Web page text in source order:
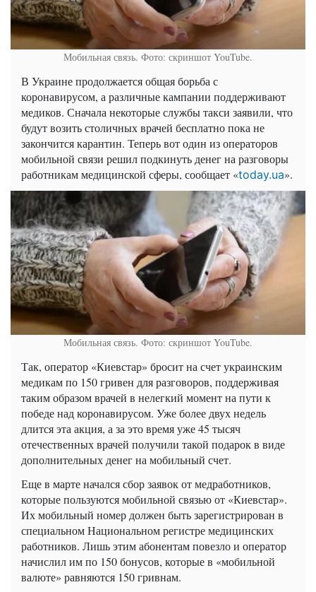
Мобильная связь. Фото: скриншот YouTube.
В Украине продолжается общая борьба с
коронавирусом, а различные кампании поддерживают
медиков. Сначала некоторые службы такси заявили, что
будут возить столичных врачей бесплатно пока не
закончится карантин. Теперь вот один из операторов
мобильной связи решил подкинуть денег на разговоры
работникам медицинской сферы, сообщает «today.ua».
Мобильная связь. Фото: скриншот YouTube.
Так, оператор «Киевстар» бросит на счет украинским
медикам по 150 гривен для разговоров, поддерживая
таким образом врачей в нелегкий момент на пути к
победе над коронавирусом. Уже более двух недель
длится эта акция, а за это время уже 45 тысяч
отечественных врачей получили такой подарок в виде
дополнительных денег на мобильный счет.
Еще в марте начался сбор заявок от медработников,
которые пользуются мобильной связью от «Киевстар».
Их мобильный номер должен быть зарегистрирован в
специальном Национальном регистре медицинских
работников. Лишь этим абонентам повезло и оператор
начислил им по 150 бонусов, которые в «мобильной
валюте» равняются 150 гривнам.